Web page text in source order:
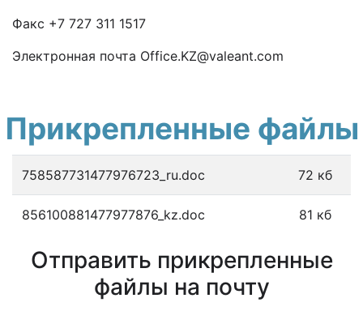
Факс +7 727 311 1517
Электронная почта Office.KZ@valeant.com
Прикрепленные файлы
758587731477976723_ru.doc 72 кб
856100881477977876_kz.doc 81 кб
Отправить прикрепленные
файлы на почту